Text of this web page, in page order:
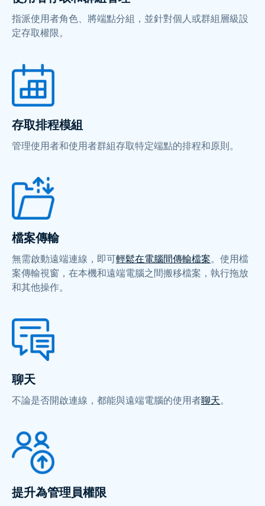
指派使用者角色、將端點分組，並針對個人或群組層級設
定存取權限。
存取排程模組
管理使用者和使用者群組存取特定端點的排程和原則。
檔案傳輸
無需啟動遠端連線，即可輕鬆在電腦間傳輸檔案。使用檔
案傳輸視窗，在本機和遠端電腦之間搬移檔案，執行拖放
和其他操作。
聊天
不論是否開啟連線，都能與遠端電腦的使用者聊天。
提升為管理員權限